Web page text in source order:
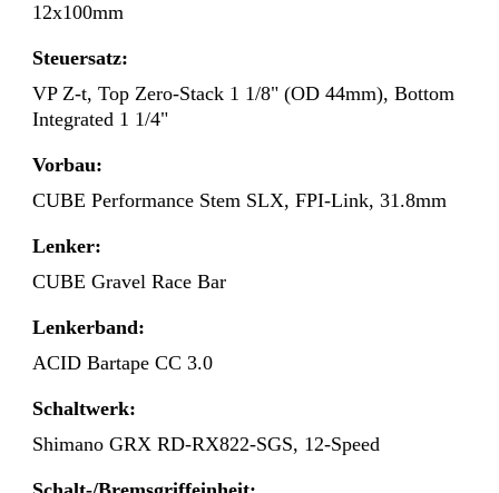
12x100mm
Steuersatz:
VP Z-t, Top Zero-Stack 1 1/8" (OD 44mm), Bottom
Integrated 1 1/4"
Vorbau:
CUBE Performance Stem SLX, FPI-Link, 31.8mm
Lenker:
CUBE Gravel Race Bar
Lenkerband:
ACID Bartape CC 3.0
Schaltwerk:
Shimano GRX RD-RX822-SGS, 12-Speed